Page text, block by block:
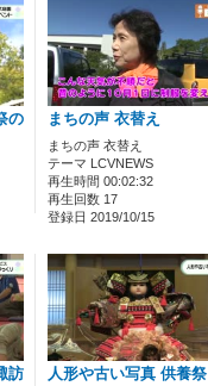
の
まちの声 衣替え
まちの声 衣替え
テーマ LCVNEWS
再生時間 00:02:32
再生回数 17
登録日 2019/10/15
訪
人形や古い写真 供養祭